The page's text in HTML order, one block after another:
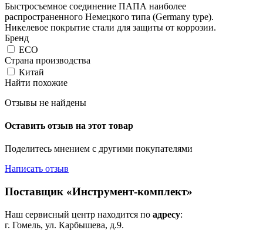
Быстросъемное соединение ПАПА наиболее
распространенного Немецкого типа (Germany type).
Никелевое покрытие стали для защиты от коррозии.
Бренд
ECO
Страна производства
Китай
Найти похожие
Отзывы не найдены
Оставить отзыв на этот товар
Поделитесь мнением с другими покупателями
Написать отзыв
Поставщик «Инструмент-комплект»
Наш сервисный центр находится по адресу:
г. Гомель, ул. Карбышева, д.9.